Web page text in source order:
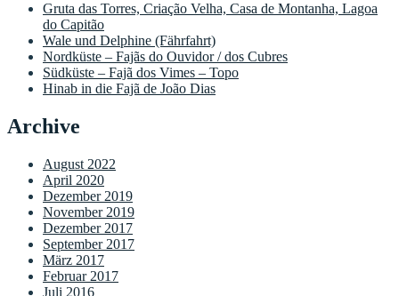
Gruta das Torres, Criação Velha, Casa de Montanha, Lagoa
do Capitão
Wale und Delphine (Fährfahrt)
Nordküste – Fajãs do Ouvidor / dos Cubres
Südküste – Fajã dos Vimes – Topo
Hinab in die Fajã de João Dias
Archive
August 2022
April 2020
Dezember 2019
November 2019
Dezember 2017
September 2017
März 2017
Februar 2017
Juli 2016